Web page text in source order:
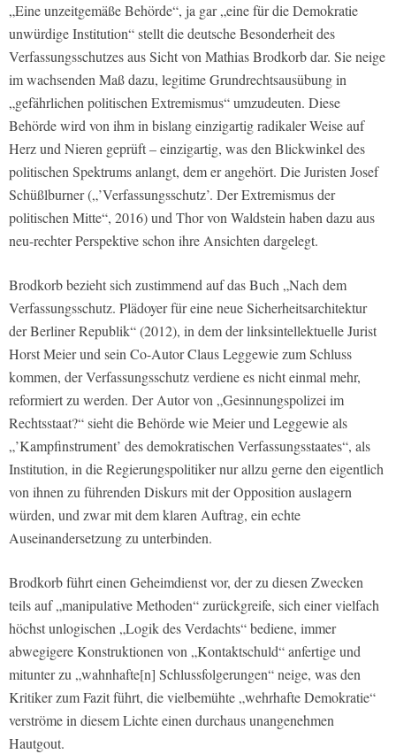
„Eine unzeitgemäße Behörde“, ja gar „eine für die Demokratie
unwürdige Institution“ stellt die deutsche Besonderheit des
Verfassungsschutzes aus Sicht von Mathias Brodkorb dar. Sie neige
im wachsenden Maß dazu, legitime Grundrechtsausübung in
„gefährlichen politischen Extremismus“ umzudeuten. Diese
Behörde wird von ihm in bislang einzigartig radikaler Weise auf
Herz und Nieren geprüft – einzigartig, was den Blickwinkel des
politischen Spektrums anlangt, dem er angehört. Die Juristen Josef
Schüßlburner („’Verfassungsschutz’. Der Extremismus der
politischen Mitte“, 2016) und Thor von Waldstein haben dazu aus
neu-rechter Perspektive schon ihre Ansichten dargelegt.
Brodkorb bezieht sich zustimmend auf das Buch „Nach dem
Verfassungsschutz. Plädoyer für eine neue Sicherheitsarchitektur
der Berliner Republik“ (2012), in dem der linksintellektuelle Jurist
Horst Meier und sein Co-Autor Claus Leggewie zum Schluss
kommen, der Verfassungsschutz verdiene es nicht einmal mehr,
reformiert zu werden. Der Autor von „Gesinnungspolizei im
Rechtsstaat?“ sieht die Behörde wie Meier und Leggewie als
„’Kampfinstrument’ des demokratischen Verfassungsstaates“, als
Institution, in die Regierungspolitiker nur allzu gerne den eigentlich
von ihnen zu führenden Diskurs mit der Opposition auslagern
würden, und zwar mit dem klaren Auftrag, ein echte
Auseinandersetzung zu unterbinden.
Brodkorb führt einen Geheimdienst vor, der zu diesen Zwecken
teils auf „manipulative Methoden“ zurückgreife, sich einer vielfach
höchst unlogischen „Logik des Verdachts“ bediene, immer
abwegigere Konstruktionen von „Kontaktschuld“ anfertige und
mitunter zu „wahnhafte[n] Schlussfolgerungen“ neige, was den
Kritiker zum Fazit führt, die vielbemühte „wehrhafte Demokratie“
verströme in diesem Lichte einen durchaus unangenehmen
Hautgout.